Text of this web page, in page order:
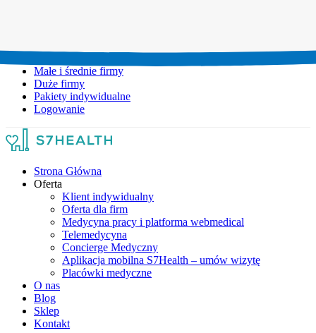
Małe i średnie firmy
Duże firmy
Pakiety indywidualne
Logowanie
Strona Główna
Oferta
Klient indywidualny
Oferta dla firm
Medycyna pracy i platforma webmedical
Telemedycyna
Concierge Medyczny
Aplikacja mobilna S7Health – umów wizytę
Placówki medyczne
O nas
Blog
Sklep
Kontakt